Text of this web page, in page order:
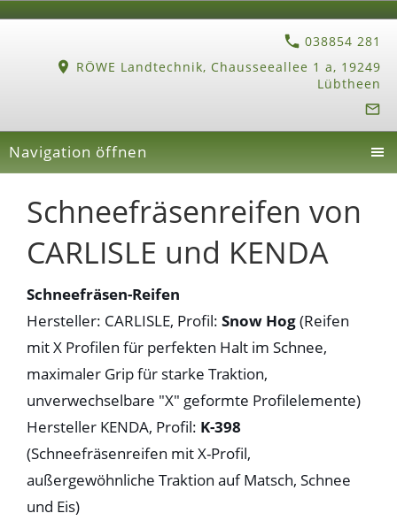
038854 281
RÖWE Landtechnik, Chausseeallee 1 a, 19249
Lübtheen
Navigation öffnen
Schneefräsenreifen von
CARLISLE und KENDA
Schneefräsen-Reifen
Hersteller: CARLISLE, Profil: Snow Hog(Reifen
mit X Profilen für perfekten Halt im Schnee,
maximaler Grip für starke Traktion,
unverwechselbare "X" geformte Profilelemente)
Hersteller KENDA, Profil: K-398
(Schneefräsenreifen mit X-Profil,
außergewöhnliche Traktion auf Matsch, Schnee
und Eis)